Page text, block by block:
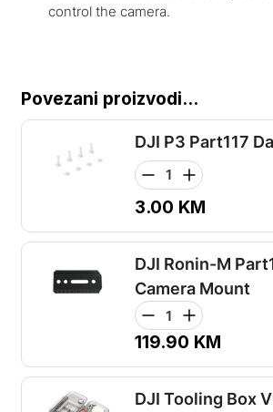
control the camera.
Povezani proizvodi...
DJI P3 Part117
3.00 KM
DJI Ronin-M
Camera Mount
119.90 KM
DJI Tooling Box